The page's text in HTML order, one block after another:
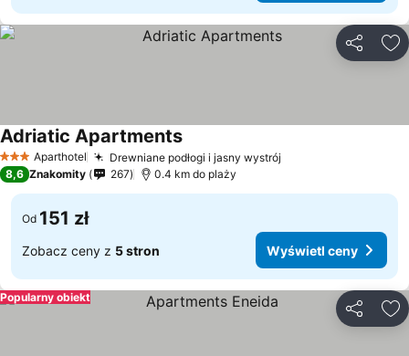
3 KategoriaAparthotel Drewniane podłogi i jasny wystrój
Adriatic Apartments
8,6 Znakomity 267 0.4 km do plaży
Od 151 zł
Zobacz ceny z 5 stron Wyświetl ceny
Popularny obiekt